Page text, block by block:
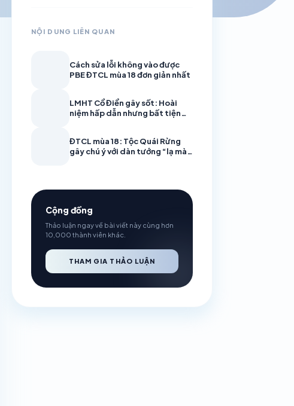
NỘI DUNG LIÊN QUAN
Cách sửa lỗi không vào được
PBE ĐTCL mùa 18 đơn giản nhất
LMHT Cổ Điển gây sốt: Hoài
niệm hấp dẫn nhưng bất tiện
ĐTCL mùa 18: Tộc Quái Rừng
gây chú ý với dàn tướng “lạ mà
Cộng đồng
Thảo luận ngay về bài viết này cùng hơn
10,000 thành viên khác.
THAM GIA THẢO LUẬN